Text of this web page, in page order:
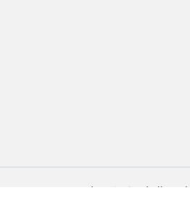
Recepten Vandaag © 2026 | Alle